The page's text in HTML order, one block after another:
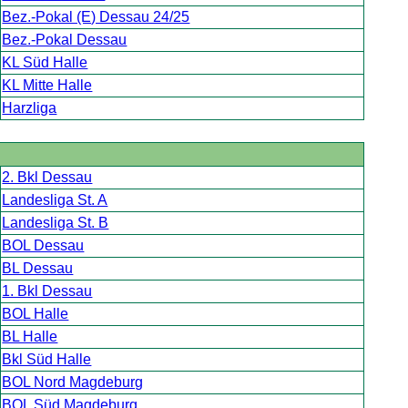
Bez.-Pokal (E) Dessau 24/25
Bez.-Pokal Dessau
KL Süd Halle
KL Mitte Halle
Harzliga
2. Bkl Dessau
Landesliga St. A
Landesliga St. B
BOL Dessau
BL Dessau
1. Bkl Dessau
BOL Halle
BL Halle
Bkl Süd Halle
BOL Nord Magdeburg
BOL Süd Magdeburg